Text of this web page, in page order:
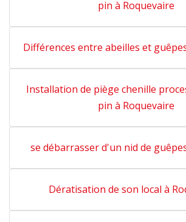
pin à Roquevaire
Différences entre abeilles et
Installation de piège chenille
pin à Roquevaire
se débarrasser d'un nid de
Dératisation de son local à